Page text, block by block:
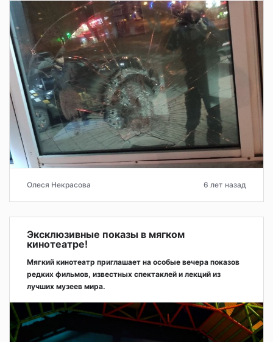
Олеся Некрасова 6 лет назад
Эксклюзивные показы в мягком
кинотеатре!
Мягкий кинотеатр приглашает на особые вечера показов
редких фильмов, известных спектаклей и лекций из
лучших музеев мира.